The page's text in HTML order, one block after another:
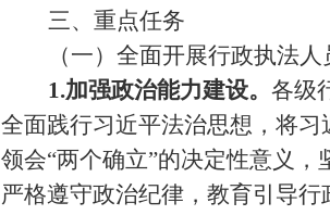
三、重点任务
（一）全面开展行政执法
1.加强政治能力建设。 各级
全面践行习近平法治思想，将
领会“两个确立”的决定性意义，
严格遵守政治纪律，教育引导行